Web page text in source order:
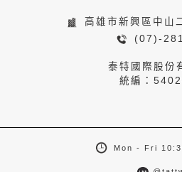
高雄市新興區中山
(07)-
泰特國際股份
統編：
Mon - Fri